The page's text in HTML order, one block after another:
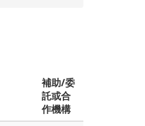
補助/委
託或合
作機構